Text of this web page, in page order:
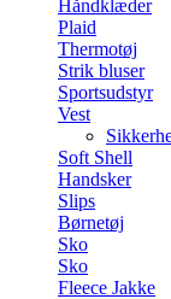
Håndklæder
Plaid
Thermotøj
Strik bluser
Sportsudstyr
Vest
Soft Shell
Handsker
Slips
Børnetøj
Sko
Sko
Fleece Jakke